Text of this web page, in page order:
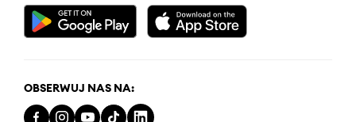
OBSERWUJ NAS NA: